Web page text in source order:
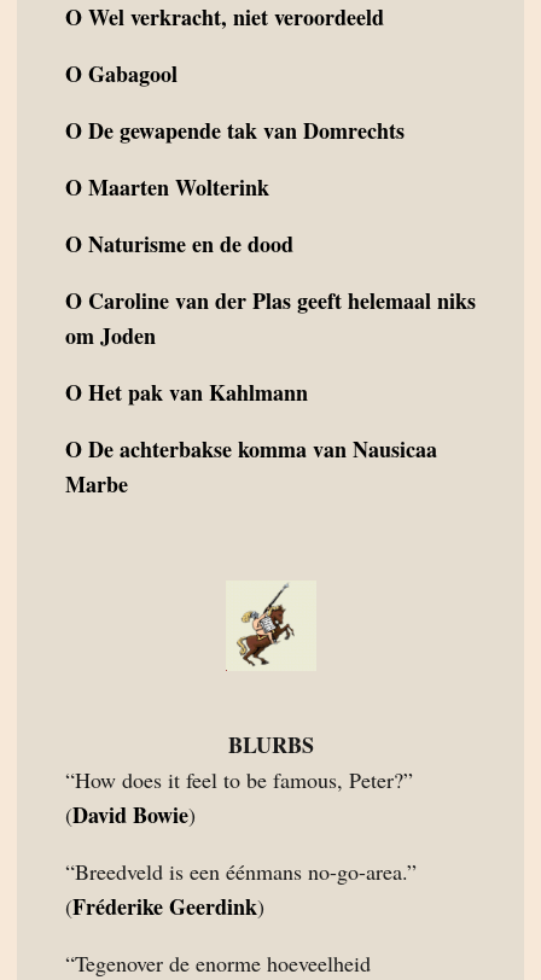
OWel verkracht, niet veroordeeld
OGabagool
ODe gewapende tak van Domrechts
OMaarten Wolterink
ONaturisme en de dood
O Caroline van der Plas geeft helemaal niks
om Joden
OHet pak van Kahlmann
ODe achterbakse komma van Nausicaa
Marbe
BLURBS
“How does it feel to be famous, Peter?”
(David Bowie)
“Breedveld is een éénmans no-go-area.”
(Fréderike Geerdink)
“Tegenover de enorme hoeveelheid